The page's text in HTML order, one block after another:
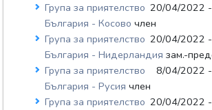
20/04/2022
Група за приятелство
България - Косовочлен
20/04/2022
Група за приятелство
България - Нидерландиязам.-
8/04/2022
Група за приятелство
България - Русиячлен
20/04/2022
Група за приятелство